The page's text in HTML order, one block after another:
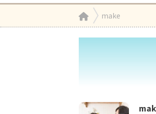
Homemake